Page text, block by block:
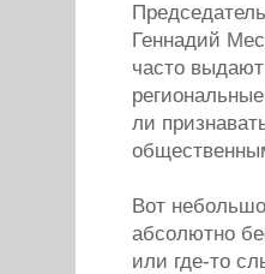
Геннадий
часто
ли
Вот
абсолютно
или где-то